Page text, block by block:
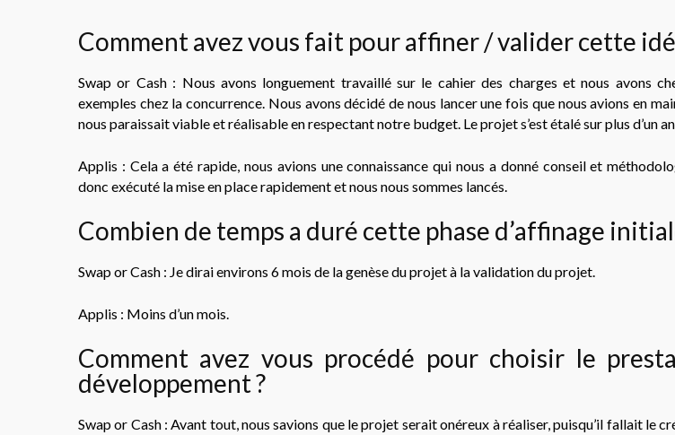
Comment avez vous fait pour affiner / valider cette
Swap or Cash : Nous avons longuement travaillé sur le cahier des charges et nous avons
exemples chez la concurrence. Nous avons décidé de nous lancer une fois que nous avions en
nous paraissait viable et réalisable en respectant notre budget. Le projet s’est étalé sur plus d’un
Applis : Cela a été rapide, nous avions une connaissance qui nous a donné conseil et
donc exécuté la mise en place rapidement et nous nous sommes lancés.
Combien de temps a duré cette phase d’affinage
Swap or Cash : Je dirai environs 6 mois de la genèse du projet à la validation du projet.
Applis : Moins d’un mois.
Comment avez vous procédé pour choisir le
développement ?
Swap or Cash : Avant tout, nous savions que le projet serait onéreux à réaliser, puisqu’il fallait le